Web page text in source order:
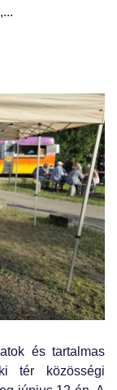
és tartalmas
tér közösségi